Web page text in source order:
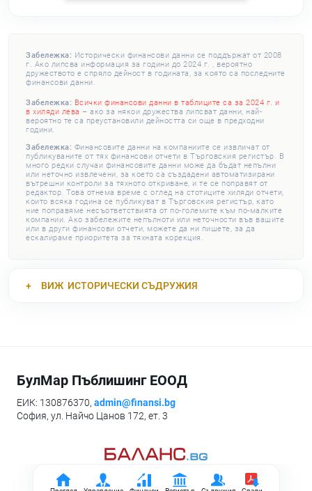
Забележка: Исторически финансови данни се поддържат от 2008
г. Ако липсва информация за години до 2024 г. , вероятно
дружеството е спряло дейност в годината, за която са последните
финансови данни.
Забележка: Всички финансови данни в таблиците са за 2024 г. и
в хиляди лева – ако за някои дружества липсват данни, най-
вероятно те са преустановили дейността си още в предходни
години.
Забележка: Финансовите данни на компаниите се извличат от
публикуваните от тях финансови отчети в Търговския регистър. В
много редки случаи финансовите данни може да бъдат непълни
или неточно извлечени, за което са създадени автоматизирани
вътрешни контроли за тяхното откриване, и те се поправят от
редактор. Това отнема време с оглед на стотиците хиляди отчети,
които всяка година се публикуват в Търговския регистър, като
ние поправяме несъответствията от по-големите към по-малките
компании. Ако забележите непълноти или неточности във вашите
или в други финансови отчети, можете да ни пишете, за да
ескалираме приоритета за тяхната корекция.
ВИЖ ИСТОРИЧЕСКИ СЪДРУЖИЯ
БулМар Пъблишинг ЕООД
ЕИК: 130876370, admin@finansi.bg
София, ул. Найчо Цанов 172, ет. 3